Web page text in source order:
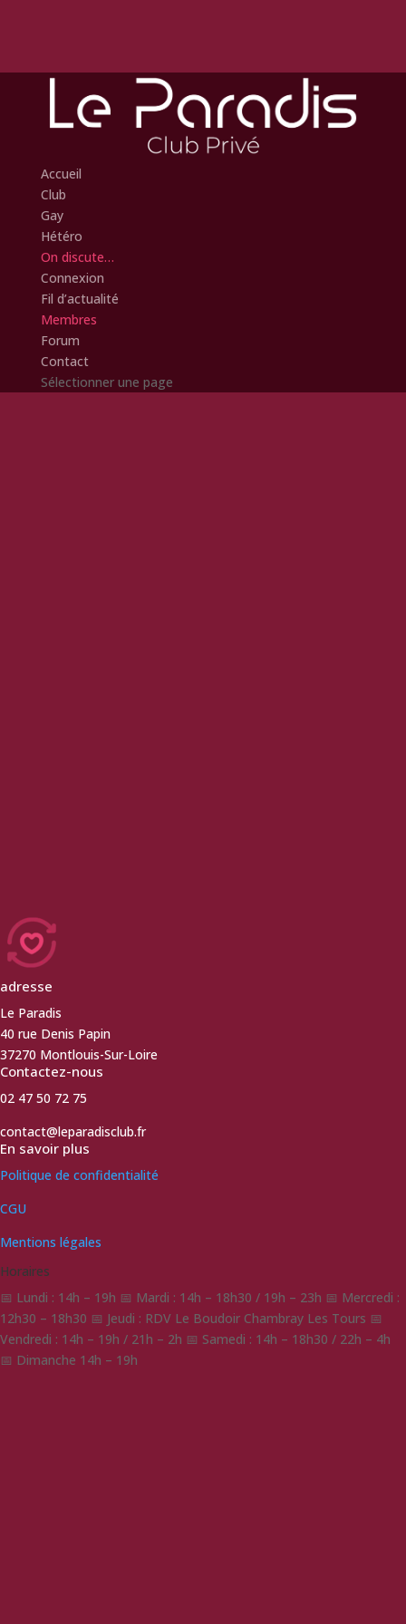
Accueil
Club
Gay
Hétéro
On discute…
Connexion
Fil d’actualité
Membres
Forum
Contact
Sélectionner une page
adresse
Le Paradis
40 rue Denis Papin
37270 Montlouis-Sur-Loire
Contactez-nous
02 47 50 72 75
contact@leparadisclub.fr
En savoir plus
Politique de confidentialité
CGU
Mentions légales
Horaires
📅 Lundi : 14h – 19h 📅 Mardi : 14h – 18h30 / 19h – 23h 📅 Mercredi :
12h30 – 18h30 📅 Jeudi : RDV Le Boudoir Chambray Les Tours 📅
Vendredi : 14h – 19h / 21h – 2h 📅 Samedi : 14h – 18h30 / 22h – 4h
📅 Dimanche 14h – 19h